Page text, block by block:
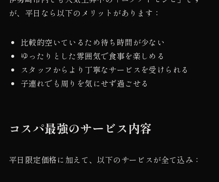
が、平日なら以下のメリットがあります：
比較的空いているため待ち時間が少ない
ゆったりとした雰囲気で食事を楽しめる
スタッフからより丁寧なサービスを受けられる
子連れでも周りを気にせず過ごせる
コスパ最強のサービス内容
平日限定価格に加えて、以下のサービスが全て込み：